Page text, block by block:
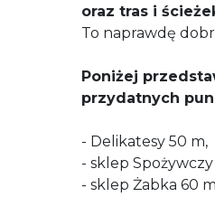
oraz tras i
To naprawdę
Poniżej
przydatnych
- Delikatesy 50 m,
- sklep
- sklep Żabka 60